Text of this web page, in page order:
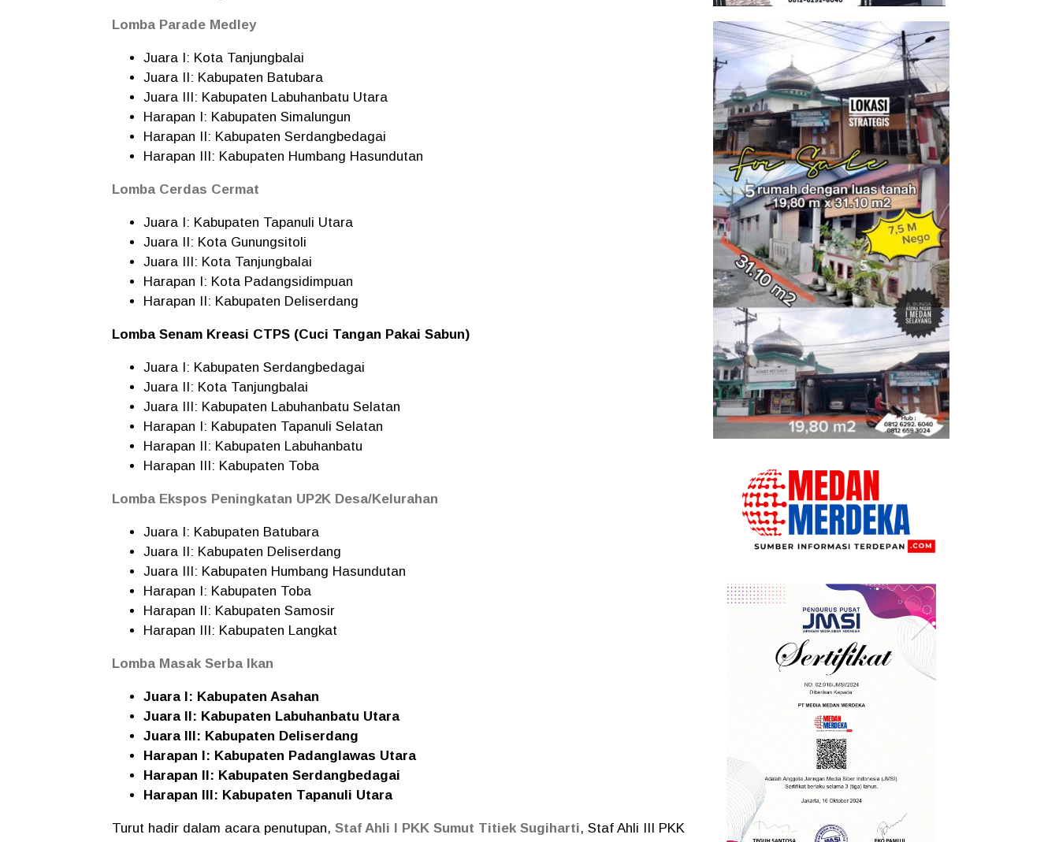
Lomba Parade Medley
Juara I: Kota Tanjungbalai
Juara II: Kabupaten Batubara
Juara III: Kabupaten Labuhanbatu Utara
Harapan I: Kabupaten Simalungun
Harapan II: Kabupaten Serdangbedagai
Harapan III: Kabupaten Humbang Hasundutan
Lomba Cerdas Cermat
Juara I: Kabupaten Tapanuli Utara
Juara II: Kota Gunungsitoli
Juara III: Kota Tanjungbalai
Harapan I: Kota Padangsidimpuan
Harapan II: Kabupaten Deliserdang
Lomba Senam Kreasi CTPS (Cuci Tangan Pakai Sabun)
Juara I: Kabupaten Serdangbedagai
Juara II: Kota Tanjungbalai
Juara III: Kabupaten Labuhanbatu Selatan
Harapan I: Kabupaten Tapanuli Selatan
Harapan II: Kabupaten Labuhanbatu
Harapan III: Kabupaten Toba
Lomba Ekspos Peningkatan UP2K Desa/Kelurahan
Juara I: Kabupaten Batubara
Juara II: Kabupaten Deliserdang
Juara III: Kabupaten Humbang Hasundutan
Harapan I: Kabupaten Toba
Harapan II: Kabupaten Samosir
Harapan III: Kabupaten Langkat
Lomba Masak Serba Ikan
Juara I: Kabupaten Asahan
Juara II: Kabupaten Labuhanbatu Utara
Juara III: Kabupaten Deliserdang
Harapan I: Kabupaten Padanglawas Utara
Harapan II: Kabupaten Serdangbedagai
Harapan III: Kabupaten Tapanuli Utara
Turut hadir dalam acara penutupan, Staf Ahli I PKK Sumut Titiek Sugiharti, Staf Ahli III PKK